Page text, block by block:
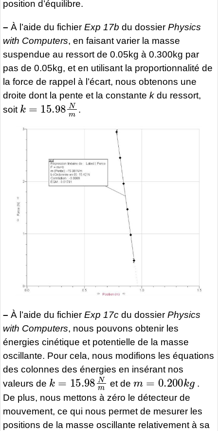
position d’équilibre.
– À l’aide du fichier Exp 17b du dossier Physics
with Computers, en faisant varier la masse
suspendue au ressort de 0.05kg à 0.300kg par
pas de 0.05kg, et en utilisant la proportionnalité de
la force de rappel à l’écart, nous obtenons une
droite dont la pente et la constante k du ressort,
soit
k =15.98Nm
.
– À l’aide du fichier Exp 17c du dossier Physics
with Computers, nous pouvons obtenir les
énergies cinétique et potentielle de la masse
oscillante. Pour cela, nous modifions les équations
des colonnes des énergies en insérant nos
valeurs de
k= 15.98Nm
et de
m=0.200kg
.
De plus, nous mettons à zéro le détecteur de
mouvement, ce qui nous permet de mesurer les
positions de la masse oscillante relativement à sa